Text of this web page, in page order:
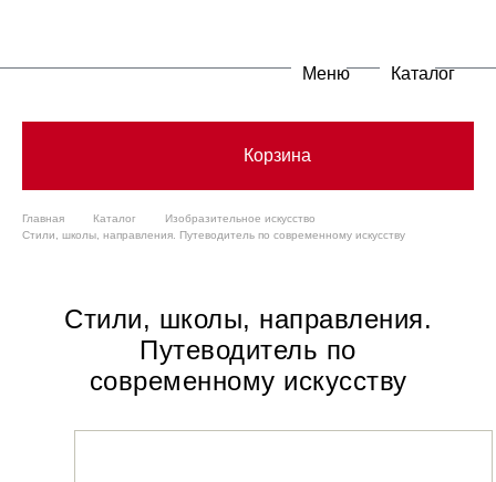
Меню Каталог
Корзина
Главная Каталог
Изобразительное искусство
Стили, школы, направления. Путеводитель по современному искусству
Стили, школы, направления.
Путеводитель по
современному искусству